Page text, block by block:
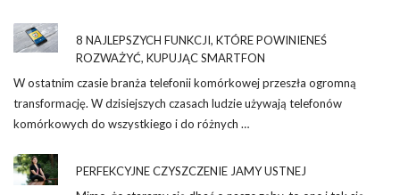
8 NAJLEPSZYCH FUNKCJI, KTÓRE POWINIENEŚ
ROZWAŻYĆ, KUPUJĄC SMARTFON
W ostatnim czasie branża telefonii komórkowej przeszła ogromną
transformację. W dzisiejszych czasach ludzie używają telefonów
komórkowych do wszystkiego i do różnych …
PERFEKCYJNE CZYSZCZENIE JAMY USTNEJ